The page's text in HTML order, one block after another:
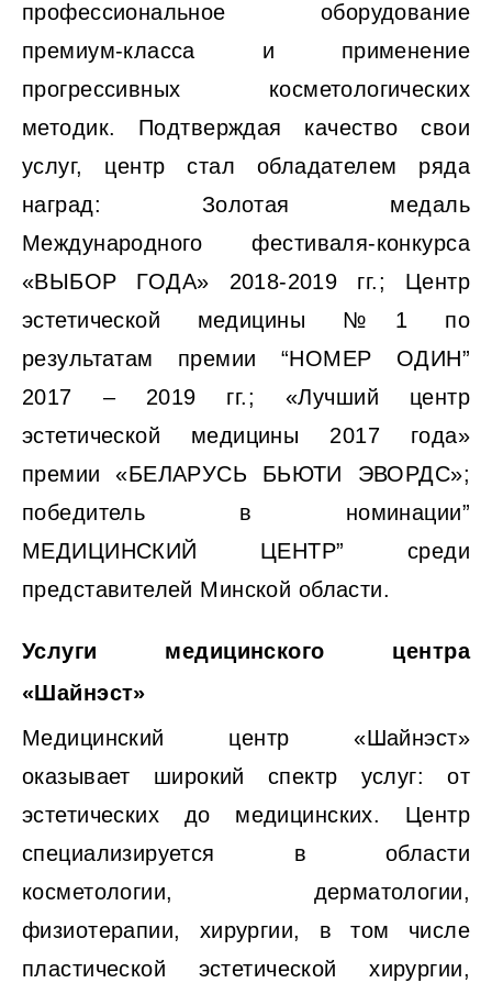
профессиональное оборудование
премиум-класса и применение
прогрессивных косметологических
методик. Подтверждая качество свои
услуг, центр стал обладателем ряда
наград: Золотая медаль
Международного фестиваля-конкурса
«ВЫБОР ГОДА» 2018-2019 гг.; Центр
эстетической медицины №1 по
результатам премии “НОМЕР ОДИН”
2017 – 2019 гг.; «Лучший центр
эстетической медицины 2017 года»
премии «БЕЛАРУСЬ БЬЮТИ ЭВОРДС»;
победитель в номинации”
МЕДИЦИНСКИЙ ЦЕНТР” среди
представителей Минской области.
Услуги медицинского центра
«Шайнэст»
Медицинский центр «Шайнэст»
оказывает широкий спектр услуг: от
эстетических до медицинских. Центр
специализируется в области
косметологии, дерматологии,
физиотерапии, хирургии, в том числе
пластической эстетической хирургии,